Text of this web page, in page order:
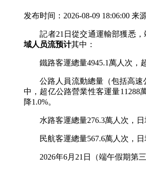
发布时间：2026-08-09 18:06:00 来
記者21日從交通運輸部獲悉，
域人员流预计其中：
鐵路客運總量4945.1萬人次，超
公路人員流動總量（包括高速公
中，超亿公路營業性客運量11288
降1.0%。
水路客運總量276.3萬人次，日
民航客運總量567.6萬人次，日
2026年6月21日（端午假期第三